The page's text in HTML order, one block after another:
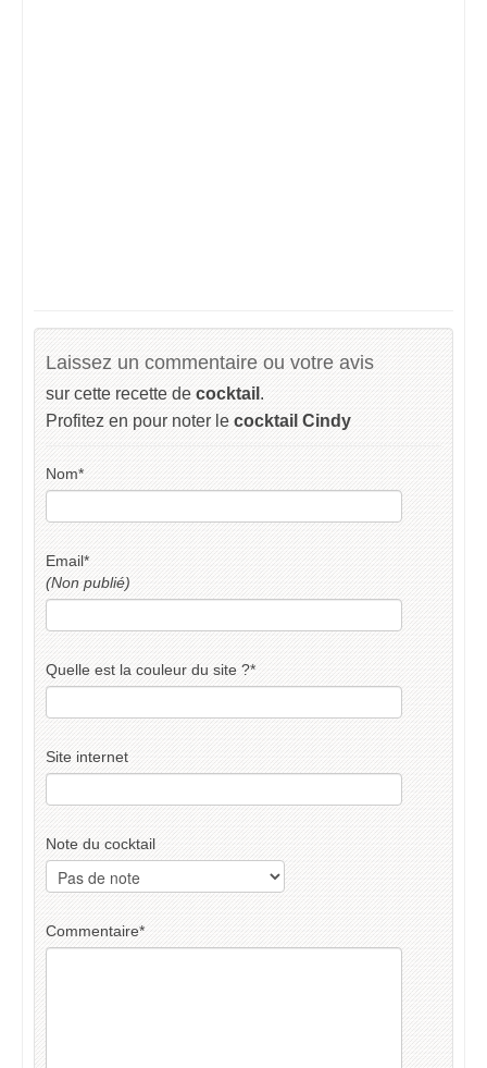
Laissez un commentaire ou votre avis
sur cette recette de cocktail .
Profitez en pour noter le cocktail Cindy
Nom*
Email*
(Non publié)
Quelle est la couleur du site ?*
Site internet
Note du cocktail
Commentaire*